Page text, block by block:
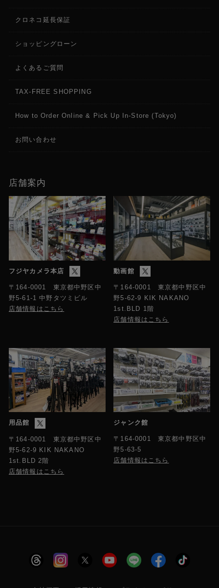
クロネコ延長保証
ショッピングローン
よくあるご質問
TAX-FREE SHOPPING
How to Order Online & Pick Up In-Store (Tokyo)
お問い合わせ
店舗案内
フジヤカメラ本店
〒164-0001 東京都中野区中
野5-61-1 中野タツミビル
店舗情報はこちら
動画館
〒164-0001 東京都中野区中
野5-62-9 KIK NAKANO
1st.BLD 1階
店舗情報はこちら
用品館
〒164-0001 東京都中野区中
野5-62-9 KIK NAKANO
1st.BLD 2階
店舗情報はこちら
ジャンク館
〒164-0001 東京都中野区中
野5-63-5
店舗情報はこちら